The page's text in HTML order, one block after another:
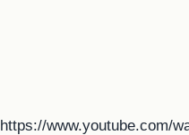
https://www.youtube.com/